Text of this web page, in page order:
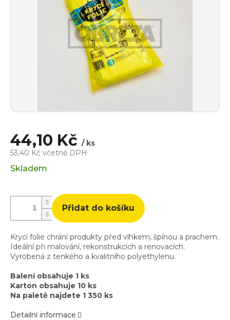
44,10 Kč / ks
53,40 Kč včetně DPH
Měrná
Skladem
Přidat do košíku
Krycí folie chrání produkty před vlhkem, špínou a prachem.
Ideální při malování, rekonstrukcích a renovacích.
Vyrobená z tenkého a kvalitního polyethylenu.
Balení obsahuje 1 ks
Karton obsahuje 10 ks
Na paletě najdete 1 350 ks
Detailní informace